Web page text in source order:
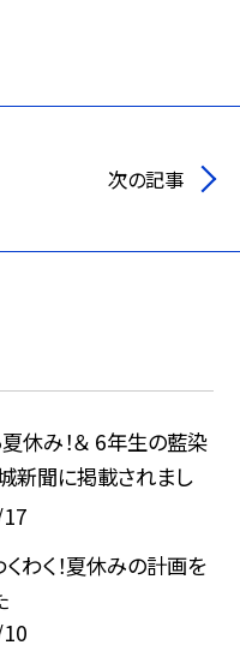
次の記事
夏休み！＆ 6年生の藍染
新聞に掲載されまし
くわく！夏休みの計画を